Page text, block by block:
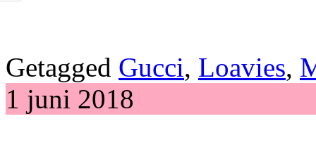
Getagged Gucci, Loavies,
1 juni 2018